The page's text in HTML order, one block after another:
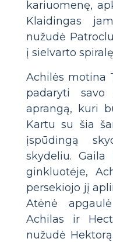
kariuomenę,
Klaidingas
nužudė
į sielvarto
Achilės motina
padaryti
aprangą, kuri
Kartu su šia
įspūdingą
skydeliu.
ginkluotėje,
persekiojo jį
Atėnė
Achilas ir
nužudė